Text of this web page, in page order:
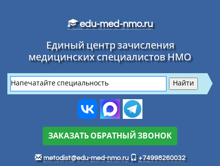
edu-med-nmo.ru
Единый центр зачисления
медицинских специалистов НМО
ЗАКАЗАТЬ ОБРАТНЫЙ ЗВОНОК
metodist@edu-med-nmo.ru +74998260032